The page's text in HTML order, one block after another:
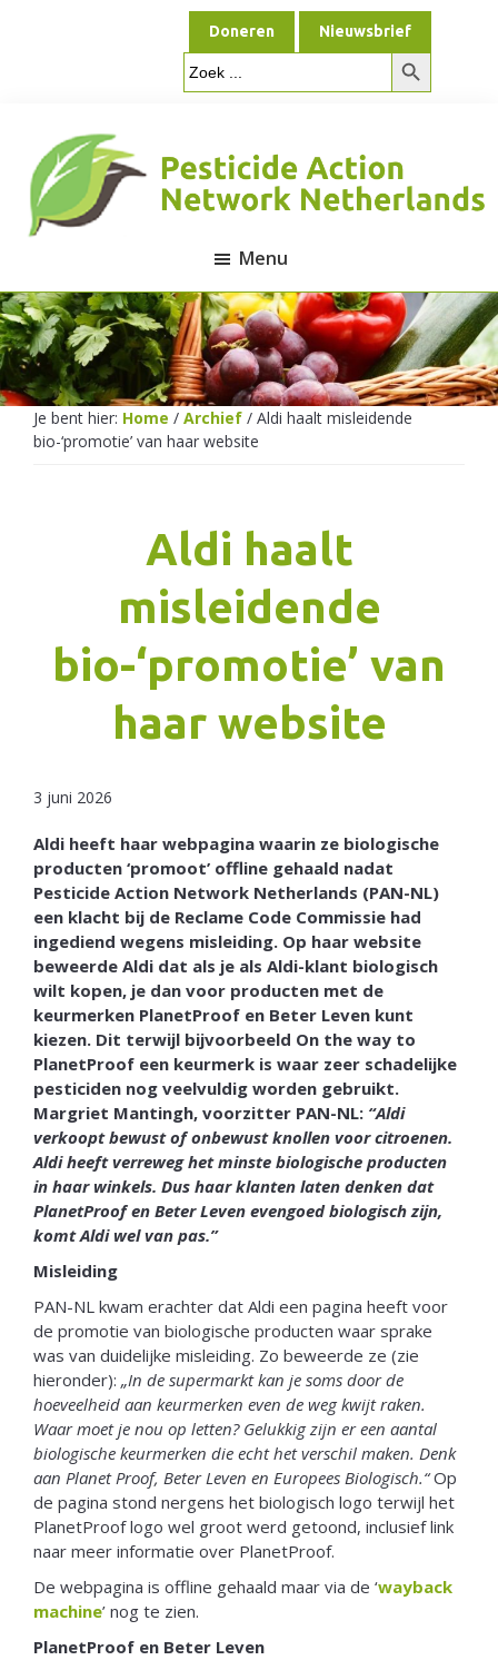
Doneren Nieuwsbrief
Zoek
naar:
Zoekknop
Pesticide
Action
Netherlands
Menu
Je bent hier: Home / Archief / Aldi haalt misleidende
bio-‘promotie’ van haar website
Aldi haalt
misleidende
bio-‘promotie’ van
haar website
3 juni 2026
Aldi heeft haar webpagina waarin ze biologische
producten ‘promoot’ offline gehaald nadat
Pesticide Action Network Netherlands (PAN-NL)
een klacht bij de Reclame Code Commissie had
ingediend wegens misleiding. Op haar website
beweerde Aldi dat als je als Aldi-klant biologisch
wilt kopen, je dan voor producten met de
keurmerken PlanetProof en Beter Leven kunt
kiezen. Dit terwijl bijvoorbeeld On the way to
PlanetProof een keurmerk is waar zeer schadelijke
pesticiden nog veelvuldig worden gebruikt.
Margriet Mantingh, voorzitter PAN-NL: “Aldi
verkoopt bewust of onbewust knollen voor citroenen.
Aldi heeft verreweg het minste biologische producten
in haar winkels. Dus haar klanten laten denken dat
PlanetProof en Beter Leven evengoed biologisch zijn,
komt Aldi wel van pas.”
Misleiding
PAN-NL kwam erachter dat Aldi een pagina heeft voor
de promotie van biologische producten waar sprake
was van duidelijke misleiding. Zo beweerde ze (zie
hieronder): „In de supermarkt kan je soms door de
hoeveelheid aan keurmerken even de weg kwijt raken.
Waar moet je nou op letten? Gelukkig zijn er een aantal
biologische keurmerken die echt het verschil maken. Denk
aan Planet Proof, Beter Leven en Europees Biologisch.“Op
de pagina stond nergens het biologisch logo terwijl het
PlanetProof logo wel groot werd getoond, inclusief link
naar meer informatie over PlanetProof.
De webpagina is offline gehaald maar via de ‘wayback
machine’ nog te zien.
PlanetProof en Beter Leven